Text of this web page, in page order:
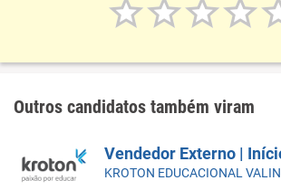
Outros candidatos também viram
KROTON EDUCACIONAL